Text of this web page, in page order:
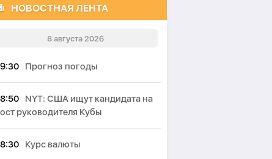
НОВОСТНАЯ ЛЕНТА
8 августа 2026
Прогноз погоды
NYT: США ищут кандидата на
руководителя Кубы
Курс валюты